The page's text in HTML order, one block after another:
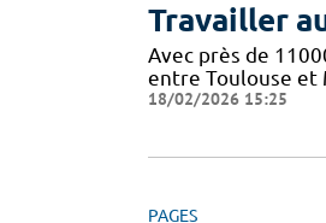
Travailler
Avec près de
entre Toulouse et
18/02/2026 15:25
PAGES